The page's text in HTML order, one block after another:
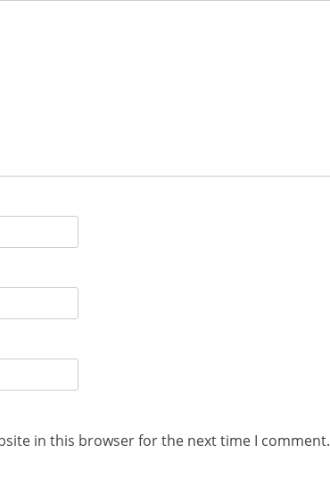
in this browser for the next time I comment.